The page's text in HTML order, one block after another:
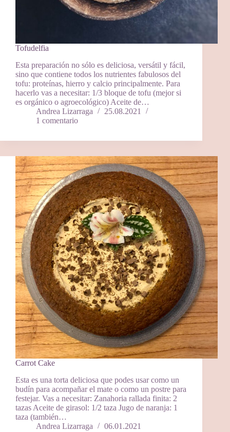
Tofudelfia
Esta preparación no sólo es deliciosa, versátil y fácil,
sino que contiene todos los nutrientes fabulosos del
tofu: proteínas, hierro y calcio principalmente. Para
hacerlo vas a necesitar: 1/3 bloque de tofu (mejor si
es orgánico o agroecológico) Aceite de…
Andrea Lizarraga
25.08.2021
1 comentario
Carrot Cake
Esta es una torta deliciosa que podes usar como un
budín para acompañar el mate o como un postre para
festejar. Vas a necesitar: Zanahoria rallada finita: 2
tazas Aceite de girasol: 1/2 taza Jugo de naranja: 1
taza (también…
Andrea Lizarraga
06.01.2021